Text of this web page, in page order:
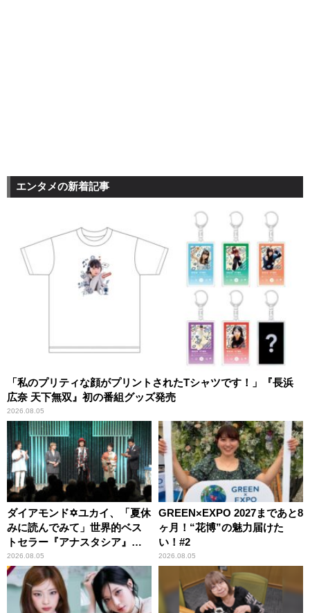
エンタメの新着記事
「私のプリティな顔がプリントされたTシャツです！」『長浜
広奈 天下無双』初の番組グッズ発売
2026.08.05
ダイアモンド✡ユカイ、「夏休
みに読んでみて」世界的ベス
トセラー『アナスタシア』を
紹介
2026.08.05
GREEN×EXPO 2027まであと8
ヶ月！“花博”の魅力届けた
い！#2
2026.08.05